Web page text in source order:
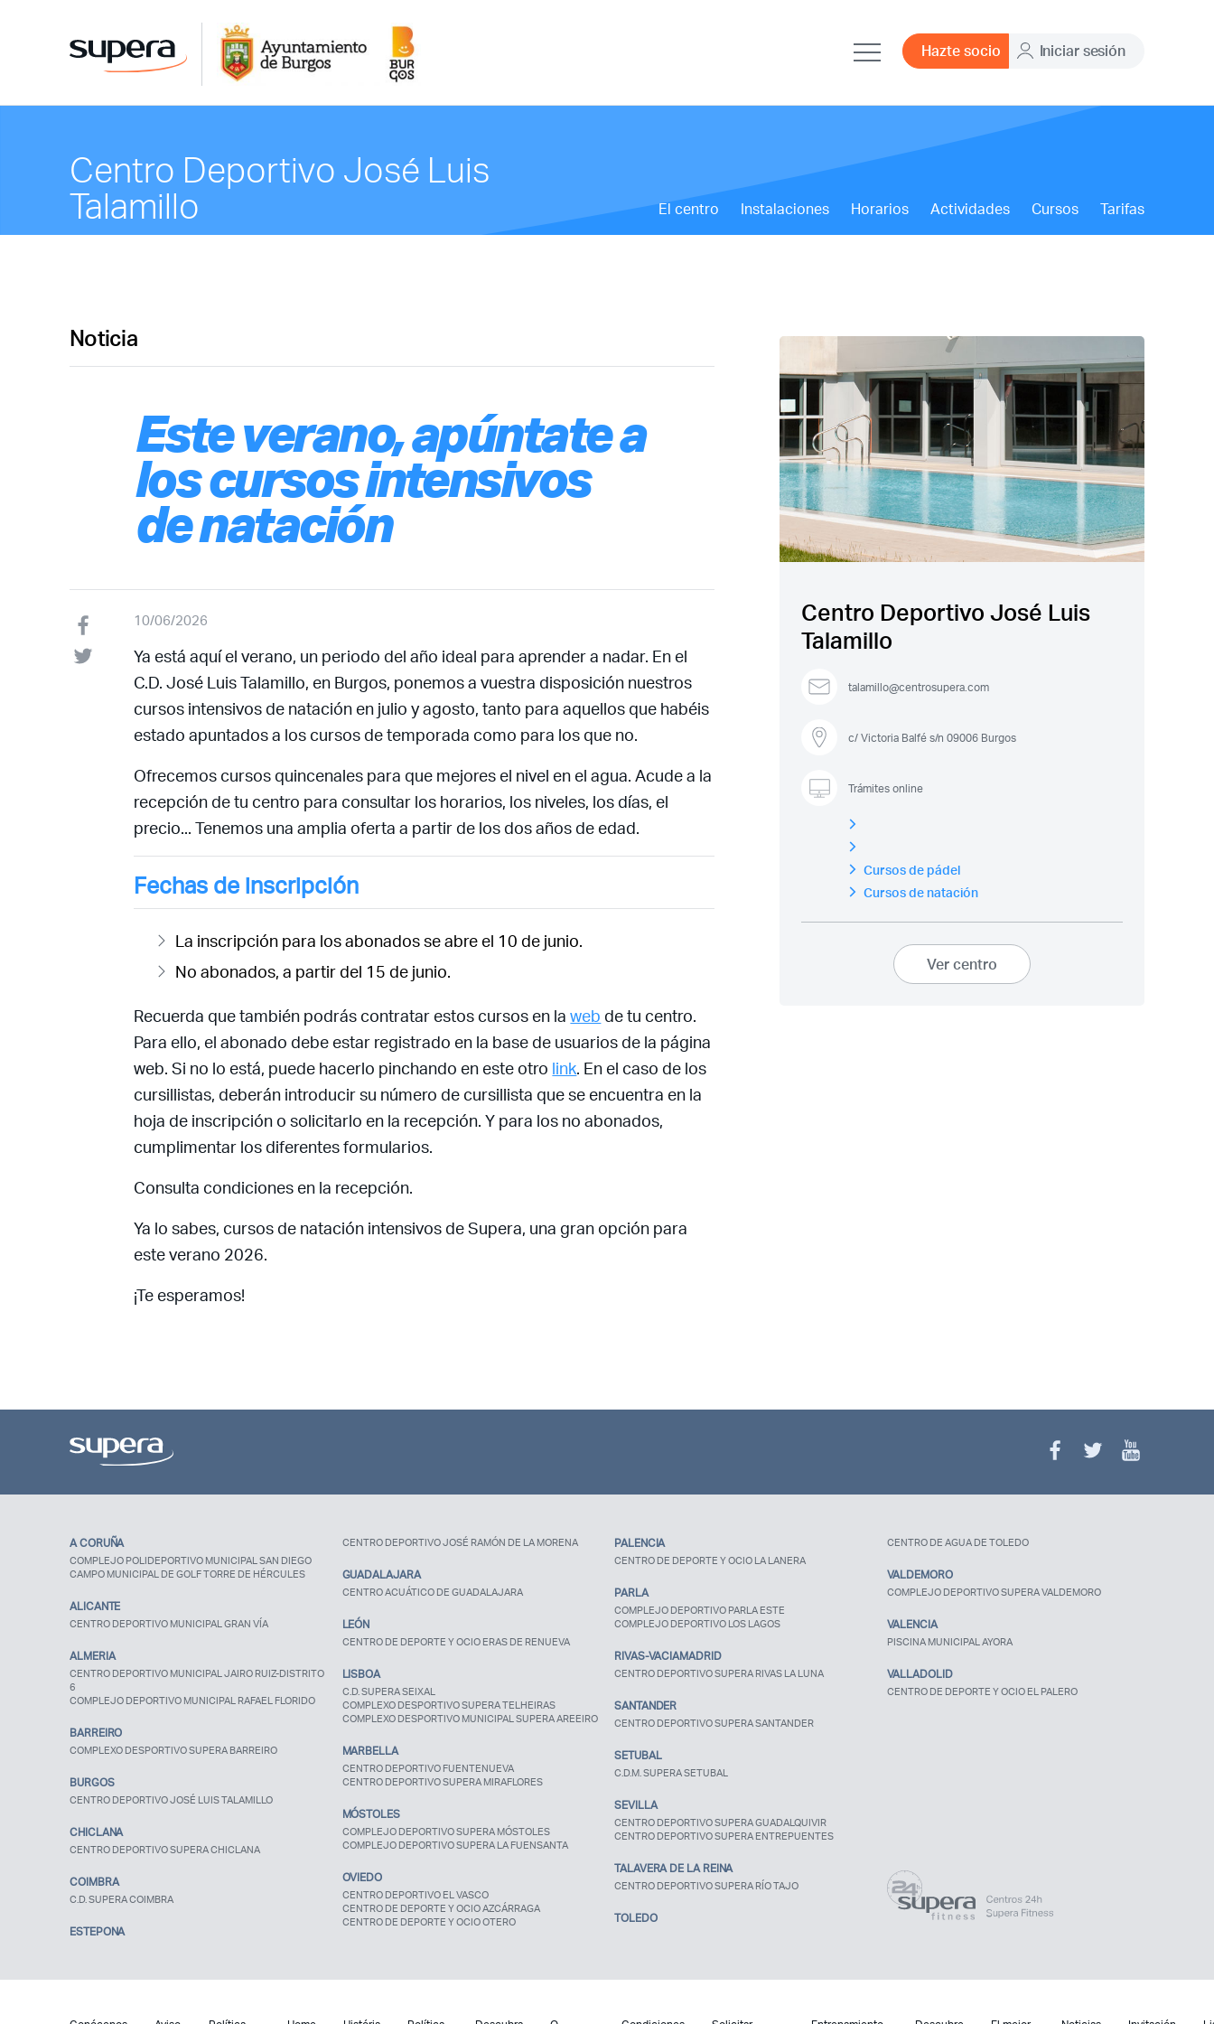
Recuerda mis claves
¿Ya eres socio pero no
Hazte socio Iniciar sesión
Centro Deportivo José Luis
Talamillo
El centro Instalaciones Horarios Actividades Cursos Tarifas
Noticia
Este verano, apúntate a
los cursos intensivos
de natación
10/06/2026
Ya está aquí el verano, un periodo del año ideal para aprender a nadar. En el
C.D. José Luis Talamillo, en Burgos, ponemos a vuestra disposición nuestros
cursos intensivos de natación en julio y agosto, tanto para aquellos que habéis
estado apuntados a los cursos de temporada como para los que no.
Ofrecemos cursos quincenales para que mejores el nivel en el agua. Acude a la
recepción de tu centro para consultar los horarios, los niveles, los días, el
precio... Tenemos una amplia oferta a partir de los dos años de edad.
Fechas de inscripción
La inscripción para los abonados se abre el 10 de junio.
No abonados, a partir del 15 de junio.
Recuerda que también podrás contratar estos cursos en laweb de tu centro.
Para ello, el abonado debe estar registrado en la base de usuarios de la página
web. Si no lo está, puede hacerlo pinchando en este otro link. En el caso de los
cursillistas, deberán introducir su número de cursillista que se encuentra en la
hoja de inscripción o solicitarlo en la recepción. Y para los no abonados,
cumplimentar los diferentes formularios.
Consulta condiciones en la recepción.
Ya lo sabes, cursos de natación intensivos de Supera, una gran opción para
este verano 2026.
¡Te esperamos!
Centro Deportivo José Luis
Talamillo
talamillo@centrosupera.com
c/ Victoria Balfé s/n 09006 Burgos
Trámites online
Cursos de pádel
Cursos de natación
Ver centro
A CORUÑA
COMPLEJO POLIDEPORTIVO MUNICIPAL SAN DIEGO
CAMPO MUNICIPAL DE GOLF TORRE DE HÉRCULES
ALICANTE
CENTRO DEPORTIVO MUNICIPAL GRAN VÍA
ALMERIA
CENTRO DEPORTIVO MUNICIPAL JAIRO RUIZ-DISTRITO
6
COMPLEJO DEPORTIVO MUNICIPAL RAFAEL FLORIDO
BARREIRO
COMPLEXO DESPORTIVO SUPERA BARREIRO
BURGOS
CENTRO DEPORTIVO JOSÉ LUIS TALAMILLO
CHICLANA
CENTRO DEPORTIVO SUPERA CHICLANA
COIMBRA
C.D. SUPERA COIMBRA
ESTEPONA
CENTRO DEPORTIVO JOSÉ RAMÓN DE LA MORENA
GUADALAJARA
CENTRO ACUÁTICO DE GUADALAJARA
LEÓN
CENTRO DE DEPORTE Y OCIO ERAS DE RENUEVA
LISBOA
C.D. SUPERA SEIXAL
COMPLEXO DESPORTIVO SUPERA TELHEIRAS
COMPLEXO DESPORTIVO MUNICIPAL SUPERA AREEIRO
MARBELLA
CENTRO DEPORTIVO FUENTENUEVA
CENTRO DEPORTIVO SUPERA MIRAFLORES
MÓSTOLES
COMPLEJO DEPORTIVO SUPERA MÓSTOLES
COMPLEJO DEPORTIVO SUPERA LA FUENSANTA
OVIEDO
CENTRO DEPORTIVO EL VASCO
CENTRO DE DEPORTE Y OCIO AZCÁRRAGA
CENTRO DE DEPORTE Y OCIO OTERO
PALENCIA
CENTRO DE DEPORTE Y OCIO LA LANERA
PARLA
COMPLEJO DEPORTIVO PARLA ESTE
COMPLEJO DEPORTIVO LOS LAGOS
RIVAS-VACIAMADRID
CENTRO DEPORTIVO SUPERA RIVAS LA LUNA
SANTANDER
CENTRO DEPORTIVO SUPERA SANTANDER
SETUBAL
C.D.M. SUPERA SETUBAL
SEVILLA
CENTRO DEPORTIVO SUPERA GUADALQUIVIR
CENTRO DEPORTIVO SUPERA ENTREPUENTES
TALAVERA DE LA REINA
CENTRO DEPORTIVO SUPERA RÍO TAJO
TOLEDO
CENTRO DE AGUA DE TOLEDO
VALDEMORO
COMPLEJO DEPORTIVO SUPERA VALDEMORO
VALENCIA
PISCINA MUNICIPAL AYORA
VALLADOLID
CENTRO DE DEPORTE Y OCIO EL PALERO